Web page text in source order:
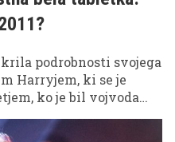
podrobnosti svojega
Harryjem, ki se je
ko je bil vojvoda
kraljeve družine in eden
monarhije.